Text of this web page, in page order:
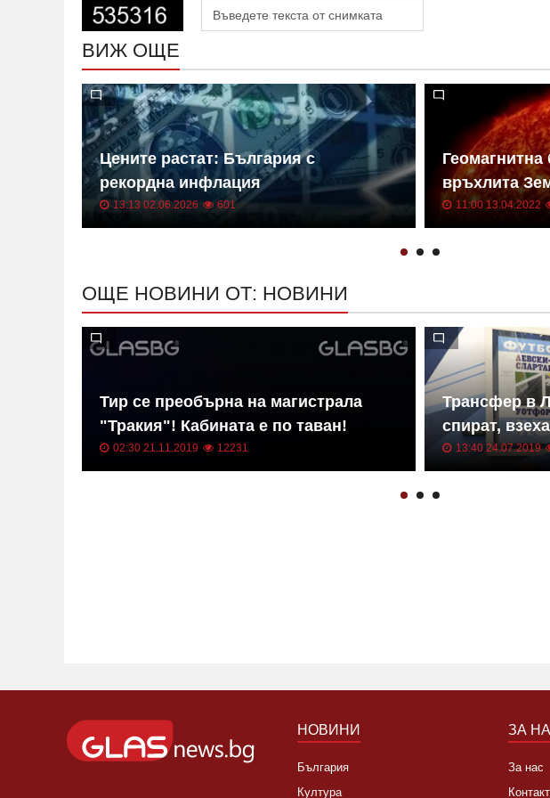
ВИЖ ОЩЕ
Цените растат: България с
рекордна инфлация
13:13 02.06.2026 601
Геомагнитна
връхлита
11:00 13.04.2022
ОЩЕ НОВИНИ ОТ: НОВИНИ
Тир се преобърна на магистрала
"Тракия"! Кабината е по таван!
02:30 21.11.2019 12231
Трансфер в
спират,
13:40 24.07.2019
НОВИНИ
България
Култура
ЗА
За нас